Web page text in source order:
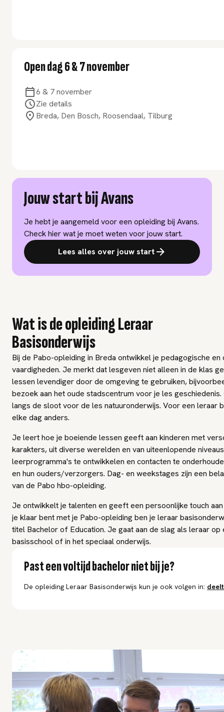
Open dag 6 & 7 november
6 & 7 november
Zie details
Breda, Den Bosch, Roosendaal, Tilburg
Jouw start bij Avans
Je hebt je aangemeld voor een opleiding bij Avans.
Check hier wat je moet weten voor jouw start.
Lees alles over jouw start
Wat is de opleiding Leraar
Basisonderwijs
Bij de Pabo-opleiding in Breda ontwikkel je pedagogische en
vaardigheden. Je merkt dat lesgeven niet alleen in de klas
lessen levendiger door de omgeving te gebruiken,
bezoek aan het oude stadscentrum voor je les
langs de sloot voor de les natuuronderwijs. Voor een leraar
elke dag anders.
Je leert hoe je boeiende lessen geeft aan kinderen met
karakters, uit diverse werelden en van uiteenlopende
leerprogramma's te ontwikkelen en contacten te
en hun ouders/verzorgers. Dag- en weekstages zijn een
van de Pabo hbo-opleiding.
Je ontwikkelt je talenten en geeft een persoonlijke touch
je klaar bent met je Pabo-opleiding ben je leraar
titel Bachelor of Education. Je gaat aan de slag als leraar op
basisschool of in het speciaal onderwijs.
Past een voltijd bachelor niet bij je?
De opleiding Leraar Basisonderwijs kun je ook volgen in: